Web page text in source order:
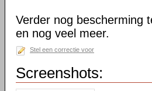
Verder nog bescherming
en nog veel meer.
Stel een correctie voor
Screenshots: